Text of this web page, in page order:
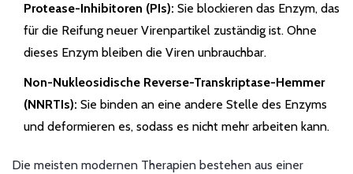
Protease-Inhibitoren (PIs): Sie blockieren das Enzym, das
für die Reifung neuer Virenpartikel zuständig ist. Ohne
dieses Enzym bleiben die Viren unbrauchbar.
Non-Nukleosidische Reverse-Transkriptase-Hemmer
(NNRTIs): Sie binden an eine andere Stelle des Enzyms
und deformieren es, sodass es nicht mehr arbeiten kann.
Die meisten modernen Therapien bestehen aus einer